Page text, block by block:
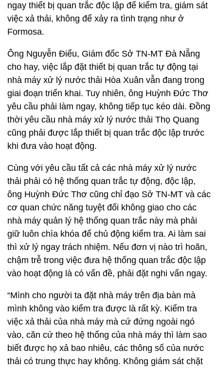
ngay thiết bị quan trắc độc lập để kiểm tra, giám sát
việc xả thải, không để xảy ra tình trạng như ở
Formosa.
Ông Nguyễn Điểu, Giám đốc Sở TN-MT Đà Nẵng
cho hay, việc lắp đặt thiết bị quan trắc tự động tại
nhà máy xử lý nước thải Hòa Xuân vẫn đang trong
giai đoạn triển khai. Tuy nhiên, ông Huỳnh Đức Thơ
yêu cầu phải làm ngay, không tiếp tục kéo dài. Đồng
thời yêu cầu nhà máy xử lý nước thải Thọ Quang
cũng phải được lắp thiết bị quan trắc độc lập trước
khi đưa vào hoạt động.
Cùng với yêu cầu tất cả các nhà máy xử lý nước
thải phải có hệ thống quan trắc tự động, độc lập,
ông Huỳnh Đức Thơ cũng chỉ đạo Sở TN-MT và các
cơ quan chức năng tuyệt đối không giao cho các
nhà máy quản lý hệ thống quan trắc này mà phải
giữ luôn chìa khóa để chủ động kiểm tra. Ai làm sai
thì xử lý ngay trách nhiệm. Nếu đơn vị nào trì hoãn,
chậm trễ trong việc đưa hệ thống quan trắc độc lập
vào hoạt động là có vấn đề, phải đặt nghi vấn ngay.
“Mình cho người ta đặt nhà máy trên địa bàn mà
mình không vào kiểm tra được là rất kỳ. Kiểm tra
việc xả thải của nhà máy mà cứ đứng ngoài ngó
vào, căn cứ theo hệ thống của nhà máy thì làm sao
biết được họ xả bao nhiêu, các thông số của nước
thải có trung thực hay không. Không giám sát chặt